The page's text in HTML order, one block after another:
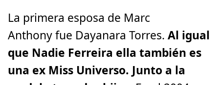
La primera esposa de Marc
Anthony fue Dayanara Torres. Al igual
que Nadie Ferreira ella también es
una ex Miss Universo. Junto a la